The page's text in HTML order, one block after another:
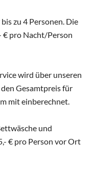
zu 4 Personen. Die
€ pro Nacht/Person
wird über unseren
Gesamtpreis für
mit einberechnet.
und
€ pro Person vor Ort